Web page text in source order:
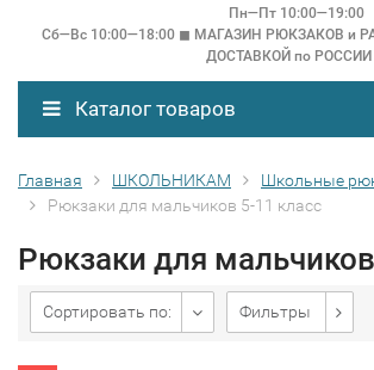
Пн—Пт 10:00—19:00
Сб—Вс 10:00—18:00 ◼ МАГАЗИН РЮКЗАКОВ и
ДОСТАВКОЙ по
Каталог товаров
Главная ШКОЛЬНИКАМ
Школьные
Рюкзаки для мальчиков 5-11 класс
Рюкзаки для
Сортировать по: Фильтры